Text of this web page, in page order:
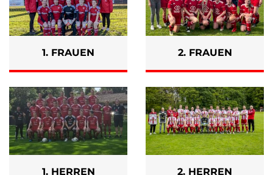
1. FRAUEN 2. FRAUEN
1. HERREN 2. HERREN